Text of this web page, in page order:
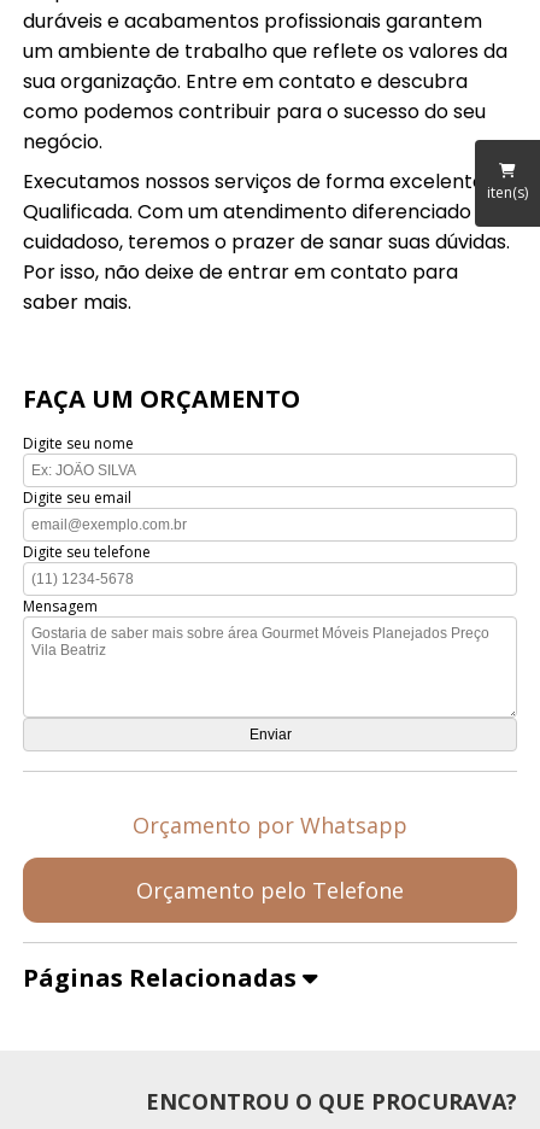
iten(s)
duráveis e acabamentos profissionais garantem
um ambiente de trabalho que reflete os valores da
sua organização. Entre em contato e descubra
como podemos contribuir para o sucesso do seu
negócio.
Executamos nossos serviços de forma excelente e
Qualificada. Com um atendimento diferenciado e
cuidadoso, teremos o prazer de sanar suas dúvidas.
Por isso, não deixe de entrar em contato para
saber mais.
FAÇA UM ORÇAMENTO
Digite seu nome
Digite seu email
Digite seu telefone
Mensagem
Orçamento por Whatsapp
Orçamento pelo Telefone
Páginas Relacionadas
ENCONTROU O QUE PROCURAVA?